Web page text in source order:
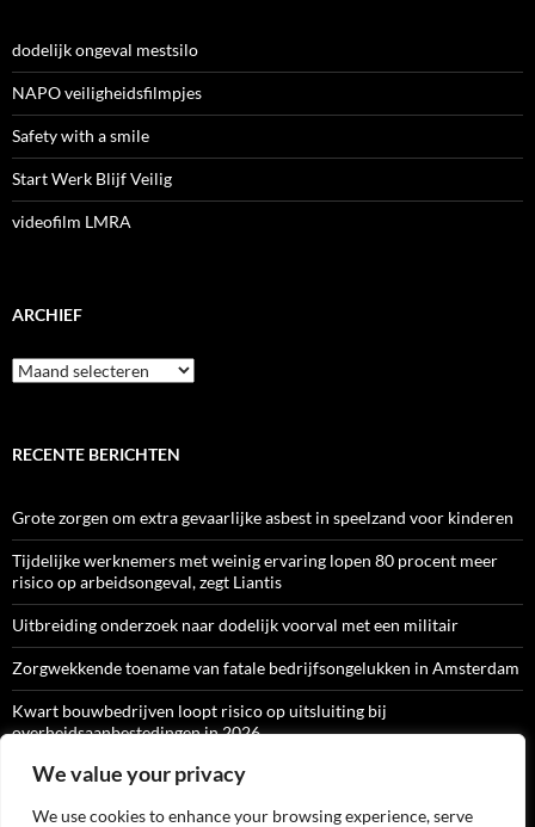
We value your privacy
We use cookies to enhance your browsing experience, serve
dodelijk ongeval mestsilo
NAPO veiligheidsfilmpjes
Safety with a smile
Start Werk Blijf Veilig
videofilm LMRA
ARCHIEF
Archief
RECENTE BERICHTEN
Grote zorgen om extra gevaarlijke asbest in speelzand voor kinderen
Tijdelijke werknemers met weinig ervaring lopen 80 procent meer
risico op arbeidsongeval, zegt Liantis
Uitbreiding onderzoek naar dodelijk voorval met een militair
Zorgwekkende toename van fatale bedrijfsongelukken in Amsterdam
Kwart bouwbedrijven loopt risico op uitsluiting bij
overheidsaanbestedingen in 2026